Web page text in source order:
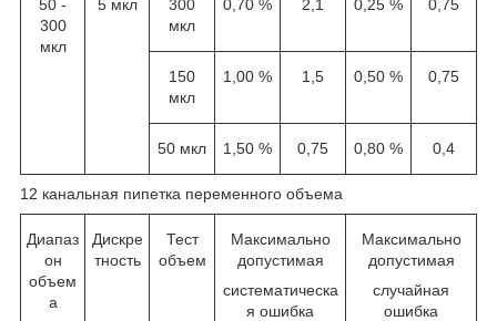
50 -
300
мкл
5 мкл
300
мкл
0,70 % 2,1 0,25 % 0,75
150
мкл
1,00 % 1,5 0,50 % 0,75
50 мкл 1,50 % 0,75 0,80 % 0,4
12 канальная пипетка переменного объема
Диапаз
он
объем
а
Дискре
тность
Тест
объем
Максимально
допустимая
систематическа
я ошибка
Максимально
допустимая
случайная
ошибка